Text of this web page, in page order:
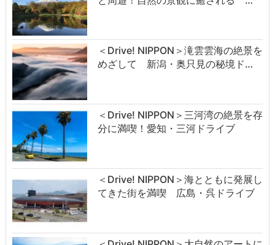
＜Drive! NIPPON＞滝雲雲海の絶景を
めざして 新潟・奥只見の秘境ド…
＜Drive! NIPPON＞三河湾の絶景を存
分に満喫！愛知・三河ドライブ
＜Drive! NIPPON＞海とともに発展し
てきた街を満喫 広島・呉ドライブ